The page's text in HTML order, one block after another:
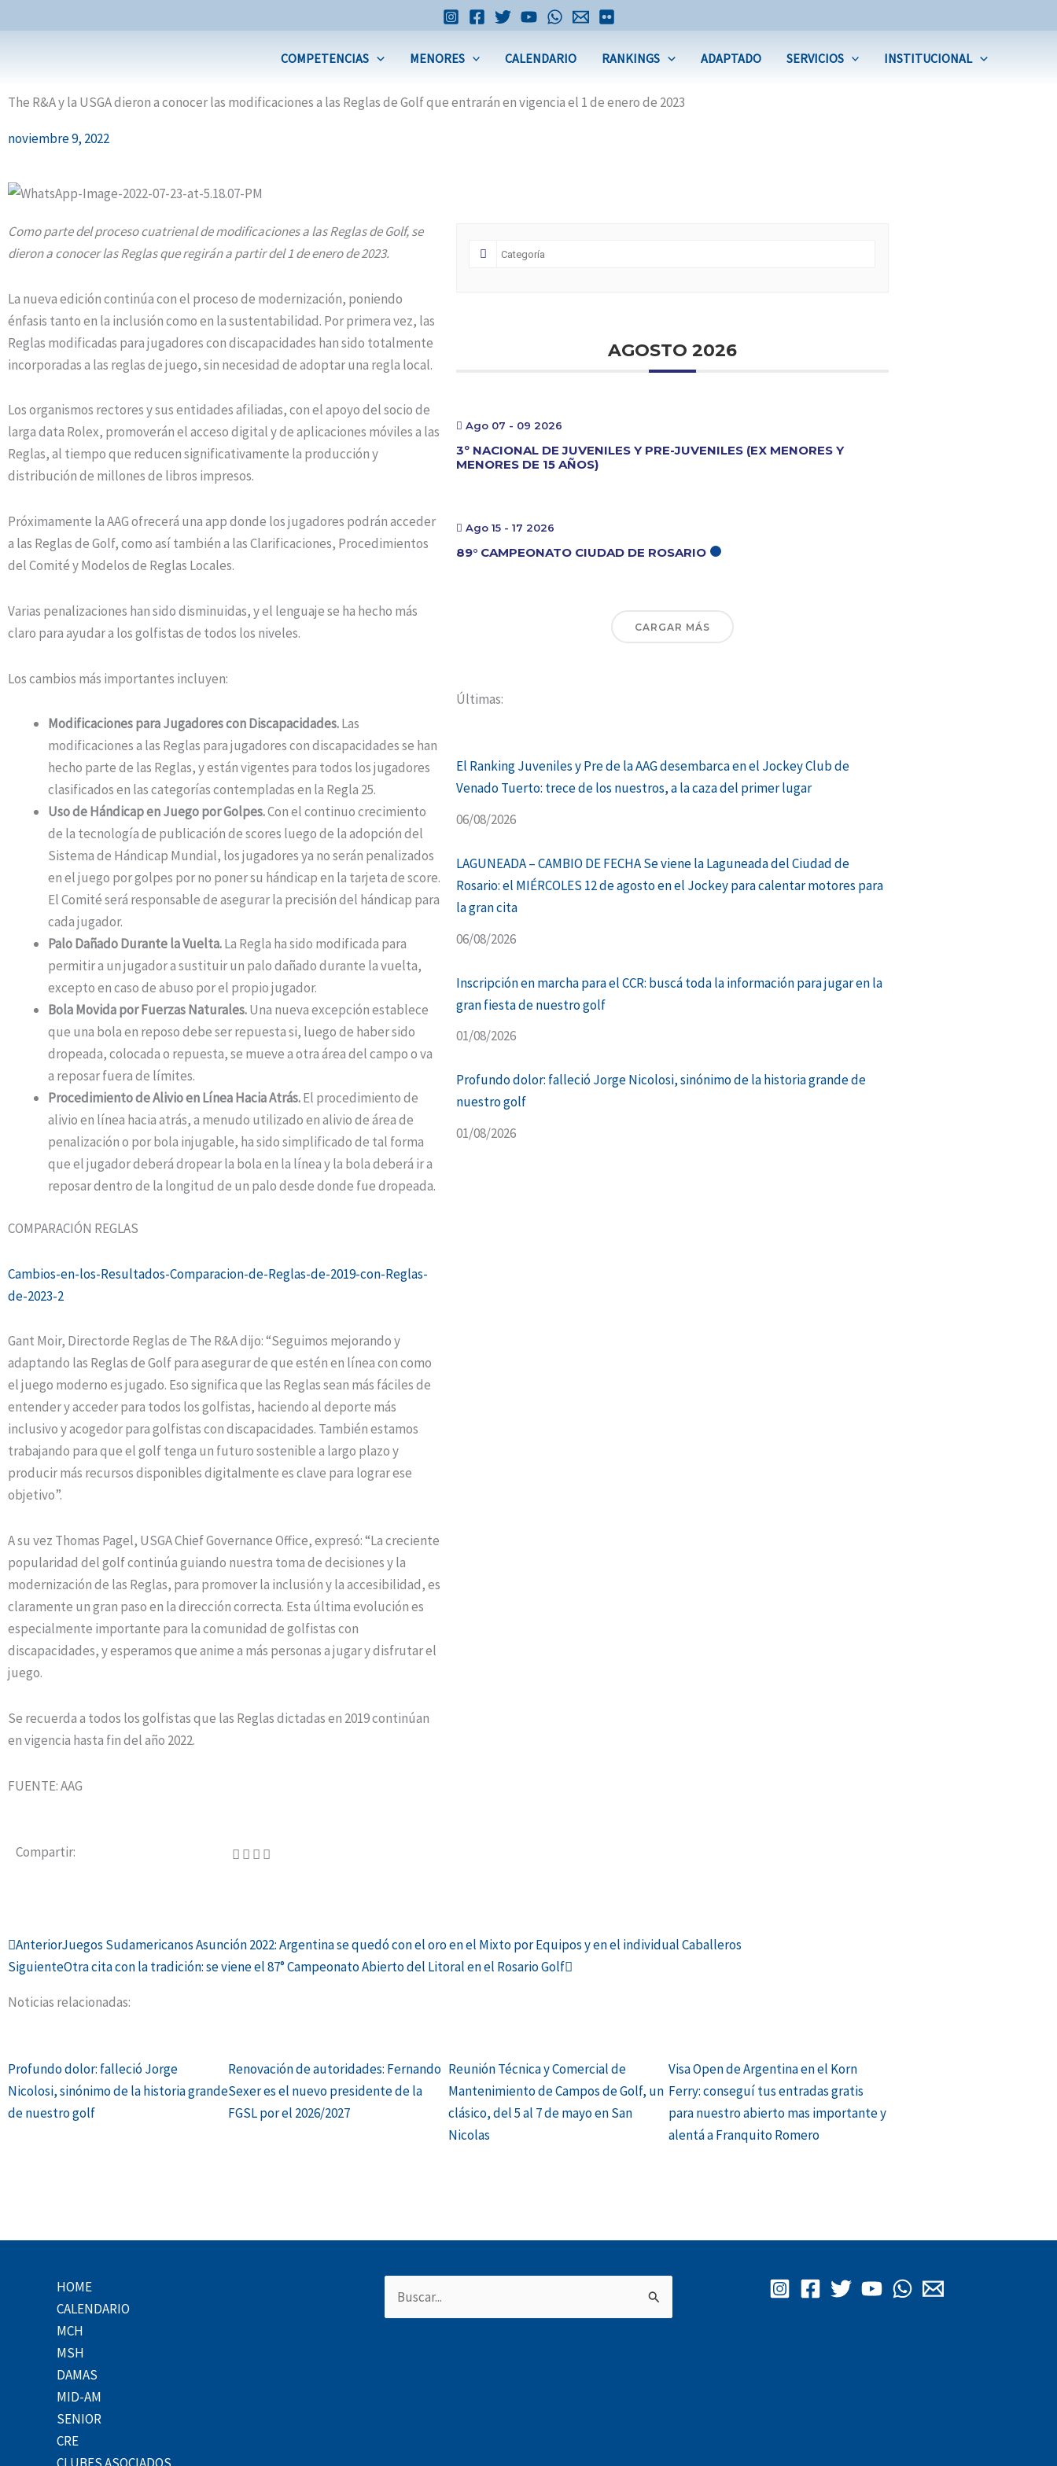
al
COMPETENCIAS MENORES CALENDARIO RANKINGS ADAPTADO SERVICIOS INSTITUCIONAL
The R&A y la USGA dieron a conocer las modificaciones a las Reglas de Golf que entrarán en vigencia el 1 de enero de 2023
noviembre 9, 2022
Como parte del proceso cuatrienal de modificaciones a las Reglas de Golf, se
dieron a conocer las Reglas que regirán a partir del 1 de enero de 2023.
La nueva edición continúa con el proceso de modernización, poniendo
énfasis tanto en la inclusión como en la sustentabilidad. Por primera vez, las
Reglas modificadas para jugadores con discapacidades han sido totalmente
incorporadas a las reglas de juego, sin necesidad de adoptar una regla local.
Los organismos rectores y sus entidades afiliadas, con el apoyo del socio de
larga data Rolex, promoverán el acceso digital y de aplicaciones móviles a las
Reglas, al tiempo que reducen significativamente la producción y
distribución de millones de libros impresos.
Próximamente la AAG ofrecerá una app donde los jugadores podrán acceder
a las Reglas de Golf, como así también a las Clarificaciones, Procedimientos
del Comité y Modelos de Reglas Locales.
Varias penalizaciones han sido disminuidas, y el lenguaje se ha hecho más
claro para ayudar a los golfistas de todos los niveles.
Los cambios más importantes incluyen:
Modificaciones para Jugadores con Discapacidades.Las
modificaciones a las Reglas para jugadores con discapacidades se han
hecho parte de las Reglas, y están vigentes para todos los jugadores
clasificados en las categorías contempladas en la Regla 25.
Uso de Hándicap en Juego por Golpes.Con el continuo crecimiento
de la tecnología de publicación de scores luego de la adopción del
Sistema de Hándicap Mundial, los jugadores ya no serán penalizados
en el juego por golpes por no poner su hándicap en la tarjeta de score.
El Comité será responsable de asegurar la precisión del hándicap para
cada jugador.
Palo Dañado Durante la Vuelta.La Regla ha sido modificada para
permitir a un jugador a sustituir un palo dañado durante la vuelta,
excepto en caso de abuso por el propio jugador.
Bola Movida por Fuerzas Naturales.Una nueva excepción establece
que una bola en reposo debe ser repuesta si, luego de haber sido
dropeada, colocada o repuesta, se mueve a otra área del campo o va
a reposar fuera de límites.
Procedimiento de Alivio en Línea Hacia Atrás.El procedimiento de
alivio en línea hacia atrás, a menudo utilizado en alivio de área de
penalización o por bola injugable, ha sido simplificado de tal forma
que el jugador deberá dropear la bola en la línea y la bola deberá ir a
reposar dentro de la longitud de un palo desde donde fue dropeada.
COMPARACIÓN REGLAS
Cambios-en-los-Resultados-Comparacion-de-Reglas-de-2019-con-Reglas-
de-2023-2
Gant Moir, Directorde Reglas de The R&A dijo: “Seguimos mejorando y
adaptando las Reglas de Golf para asegurar de que estén en línea con como
el juego moderno es jugado. Eso significa que las Reglas sean más fáciles de
entender y acceder para todos los golfistas, haciendo al deporte más
inclusivo y acogedor para golfistas con discapacidades. También estamos
trabajando para que el golf tenga un futuro sostenible a largo plazo y
producir más recursos disponibles digitalmente es clave para lograr ese
objetivo”.
A su vez Thomas Pagel, USGA Chief Governance Office, expresó: “La creciente
popularidad del golf continúa guiando nuestra toma de decisiones y la
modernización de las Reglas, para promover la inclusión y la accesibilidad, es
claramente un gran paso en la dirección correcta. Esta última evolución es
especialmente importante para la comunidad de golfistas con
discapacidades, y esperamos que anime a más personas a jugar y disfrutar el
juego.
Se recuerda a todos los golfistas que las Reglas dictadas en 2019 continúan
en vigencia hasta fin del año 2022.
FUENTE: AAG
Compartir:
AGOSTO 2026
Ago 07 - 09 2026
3º NACIONAL DE JUVENILES Y PRE-JUVENILES (EX MENORES Y
MENORES DE 15 AÑOS)
Ago 15 - 17 2026
89° CAMPEONATO CIUDAD DE ROSARIO
CARGAR MÁS
Últimas:
El Ranking Juveniles y Pre de la AAG desembarca en el Jockey Club de
Venado Tuerto: trece de los nuestros, a la caza del primer lugar
06/08/2026
LAGUNEADA – CAMBIO DE FECHA Se viene la Laguneada del Ciudad de
Rosario: el MIÉRCOLES 12 de agosto en el Jockey para calentar motores para
la gran cita
06/08/2026
Inscripción en marcha para el CCR: buscá toda la información para jugar en la
gran fiesta de nuestro golf
01/08/2026
Profundo dolor: falleció Jorge Nicolosi, sinónimo de la historia grande de
nuestro golf
01/08/2026
Ant
AnteriorJuegos Sudamericanos Asunción 2022: Argentina se quedó con el oro en el Mixto por Equipos y en el individual Caballeros
SiguienteOtra cita con la tradición: se viene el 87° Campeonato Abierto del Litoral en el Rosario Golf
Siguiente
Noticias relacionadas:
Profundo dolor: falleció Jorge
Nicolosi, sinónimo de la historia grande
de nuestro golf
Renovación de autoridades: Fernando
Sexer es el nuevo presidente de la
FGSL por el 2026/2027
Reunión Técnica y Comercial de
Mantenimiento de Campos de Golf, un
clásico, del 5 al 7 de mayo en San
Nicolas
Visa Open de Argentina en el Korn
Ferry: conseguí tus entradas gratis
para nuestro abierto mas importante y
alentá a Franquito Romero
HOME
CALENDARIO
MCH
MSH
DAMAS
MID-AM
SENIOR
CRE
Buscar
por: